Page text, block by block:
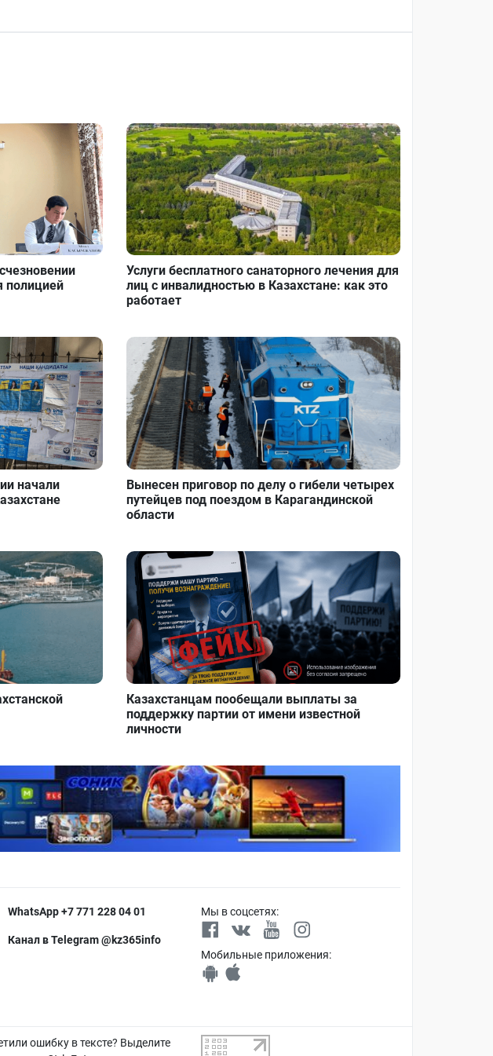
полицией
Услуги бесплатного санаторного лечения для
лиц с инвалидностью в Казахстане: как это
работает
начали
Вынесен приговор по делу о гибели четырех
путейцев под поездом в Карагандинской
области
Казахстанцам пообещали выплаты за
поддержку партии от имени известной
личности
WhatsApp +7 771 228 04 01
Канал в Telegram @kz365info
Мы в соцсетях:
Мобильные приложения:
ошибку в тексте? Выделите